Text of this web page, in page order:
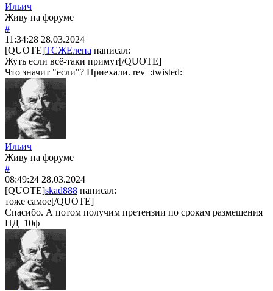
Ильич
Живу на форуме
#
11:34:28 28.03.2024
[QUOTE]ТСЖЕлена написал:
Жуть если всё-таки примут[/QUOTE]
Что значит "если"? Приехали. rev :twisted:
Ильич
Живу на форуме
#
08:49:24 28.03.2024
[QUOTE]skad888 написал:
тоже самое[/QUOTE]
Спасибо. А потом получим претензии по срокам размещения
ПД 10ф